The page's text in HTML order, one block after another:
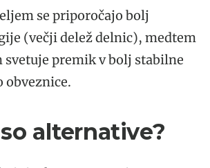
se priporočajo bolj
(večji delež delnic), medtem
svetuje premik v bolj stabilne
obveznice.
alternative?